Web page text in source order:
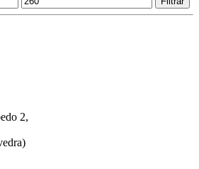
máximo
2,